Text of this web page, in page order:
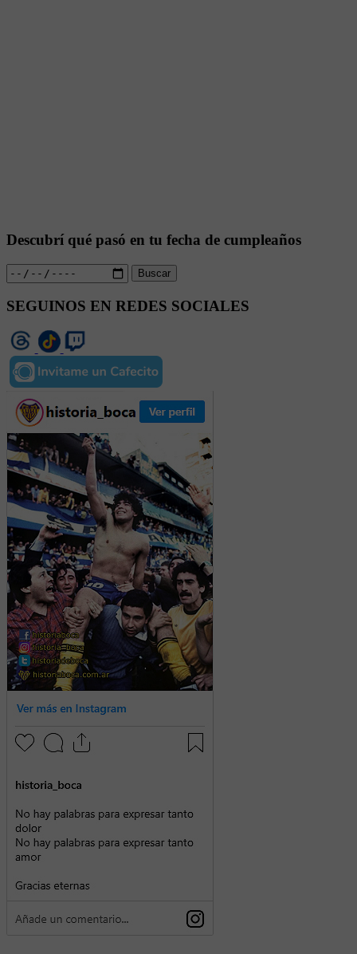
Descubrí qué pasó en tu fecha de cumpleaños
Buscar
SEGUINOS EN REDES SOCIALES